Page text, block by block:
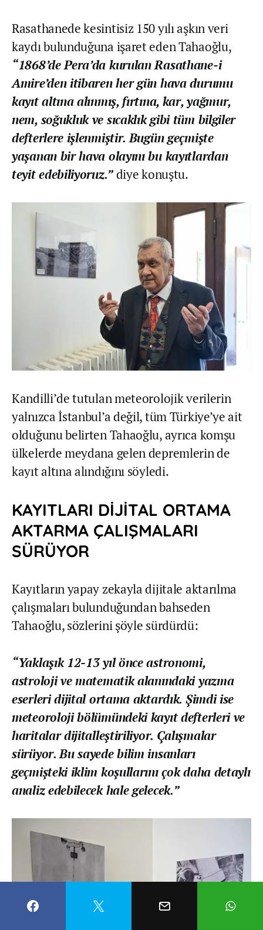
Rasathanede kesintisiz 150 yılı aşkın veri
kaydı bulunduğuna işaret eden Tahaoğlu,
“1868’de Pera’da kurulan Rasathane-i
Amire’den itibaren her gün hava durumu
kayıt altına alınmış, fırtına, kar, yağmur,
nem, soğukluk ve sıcaklık gibi tüm bilgiler
defterlere işlenmiştir. Bugün geçmişte
yaşanan bir hava olayını bu kayıtlardan
teyit edebiliyoruz.”diye konuştu.
Kandilli’de tutulan meteorolojik verilerin
yalnızca İstanbul’a değil, tüm Türkiye’ye ait
olduğunu belirten Tahaoğlu, ayrıca komşu
ülkelerde meydana gelen depremlerin de
kayıt altına alındığını söyledi.
KAYITLARI DİJİTAL ORTAMA
AKTARMA ÇALIŞMALARI
SÜRÜYOR
Kayıtların yapay zekayla dijitale aktarılma
çalışmaları bulunduğundan bahseden
Tahaoğlu, sözlerini şöyle sürdürdü:
“Yaklaşık 12-13 yıl önce astronomi,
astroloji ve matematik alanındaki yazma
eserleri dijital ortama aktardık. Şimdi ise
meteoroloji bölümündeki kayıt defterleri ve
haritalar dijitalleştiriliyor. Çalışmalar
sürüyor. Bu sayede bilim insanları
geçmişteki iklim koşullarını çok daha detaylı
analiz edebilecek hale gelecek.”